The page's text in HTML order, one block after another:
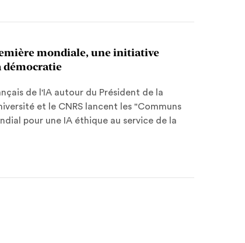
mondiale, une initiative
démocratie
de l'IA autour du Président de la
et le CNRS lancent les "Communs
pour une IA éthique au service de la